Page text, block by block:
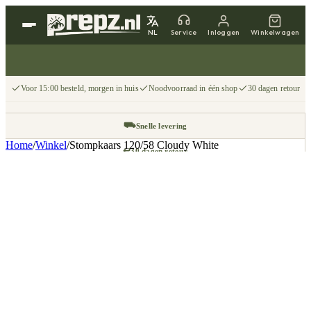
NL Service Inloggen Winkelwagen
Voor 15:00 besteld, morgen in huis Noodvoorraad in één shop 30 dagen retour
⛟Snelle levering
↩30 dagen retour
Home/Winkel/Stompkaars 120/58 Cloudy White